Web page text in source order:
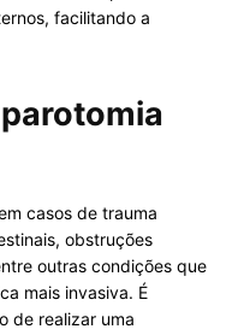
facilitando a
casos de trauma
obstruções
outras condições que
mais invasiva. É
de realizar uma